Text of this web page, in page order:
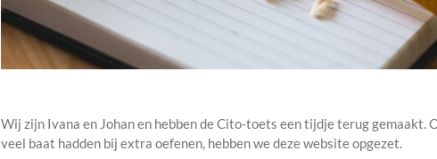
Wij zijn Ivana en Johan en hebben de Cito-toets een tijdje terug gemaakt.
veel baat hadden bij extra oefenen, hebben we deze website opgezet.